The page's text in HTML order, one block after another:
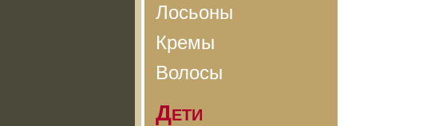
Лосьоны
Кремы
Волосы
Дети